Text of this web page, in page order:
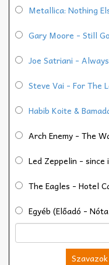
Metallica: Nothing
Gary Moore - Still
Joe Satriani -
Steve Vai - For The
Habib Koite &
Arch Enemy - The
Led Zeppelin -
The Eagles - Hotel
Egyéb (Előadó -
Szavazok